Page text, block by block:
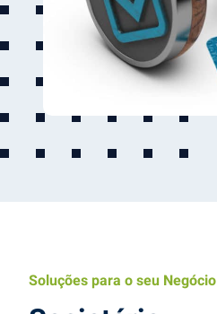
Soluções para o seu Negócio